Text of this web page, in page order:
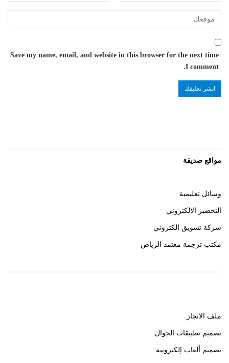
Save my name, email, and website in this browser for the next time
I comment.
مواقع صديقة
وسائل تعليمية
التحضير الالكتروني
شركة تسويق الكتروني
مكتب ترجمة معتمد الرياض
ملف الانجاز
تصميم تطبيقات الجوال
تصميم ألعاب إلكترونية